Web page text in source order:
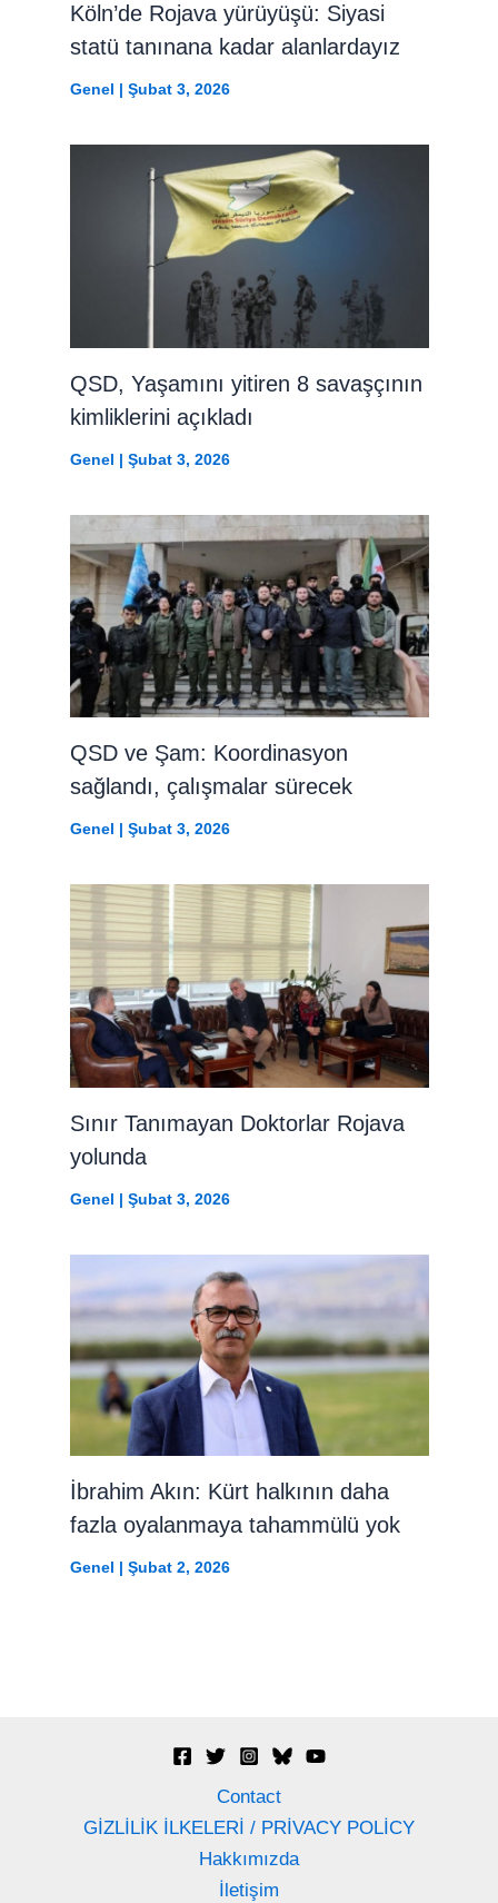
Köln’de Rojava yürüyüşü: Siyasi
statü tanınana kadar alanlardayız
Genel | Şubat 3, 2026
QSD, Yaşamını yitiren 8 savaşçının
kimliklerini açıkladı
Genel | Şubat 3, 2026
QSD ve Şam: Koordinasyon
sağlandı, çalışmalar sürecek
Genel | Şubat 3, 2026
Sınır Tanımayan Doktorlar Rojava
yolunda
Genel | Şubat 3, 2026
İbrahim Akın: Kürt halkının daha
fazla oyalanmaya tahammülü yok
Genel | Şubat 2, 2026
Contact
GİZLİLİK İLKELERİ / PRİVACY POLİCY
Hakkımızda
İletişim